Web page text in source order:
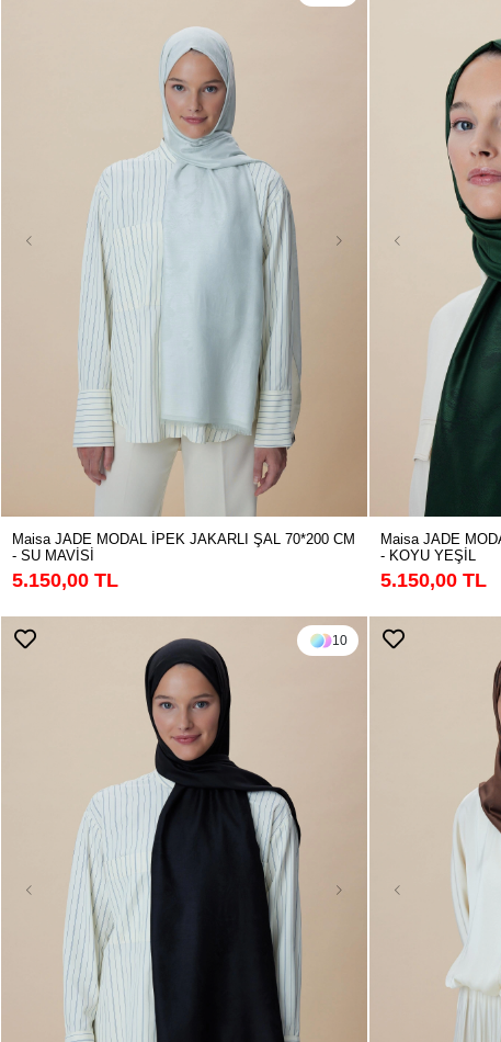
Maisa JADE MODAL İPEK JAKARLI ŞAL 70*200 CM
- SU MAVİSİ
5.150,00 TL
Maisa JADE
- KOYU YEŞİL
5.150,00 TL
10